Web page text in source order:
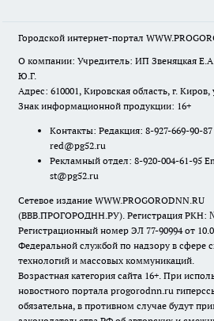
Городской интернет-портал
О компании: Учредитель: ИП Звеняцкая
Ю.Г.
Адрес: 610001, Кировская область, г.
Знак информационной продукции: 16+
Контакты: Редакция: 8-927-669-90-
red@pg52.ru
Рекламный отдел: 8-920-004-61-95
st@pg52.ru
Сетевое издание WWW.PROGORODNN.RU
(ВВВ.ПРОГОРОДНН.РУ). Регистрация РКН:
Регистрационный номер ЭЛ 77-90994 от
Федеральной службой по надзору в сфере
технологий и массовых коммуникаций.
Возрастная категория сайта 16+. При
новостного портала progorodnn.ru
обязательна, в противном случае будут